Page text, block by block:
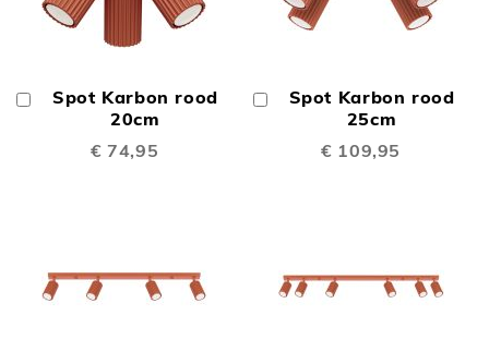
Spot Karbon rood
20cm
€ 74,95
Winkelwagen
Spot Karbon rood
25cm
€ 109,95
Winkelwagen